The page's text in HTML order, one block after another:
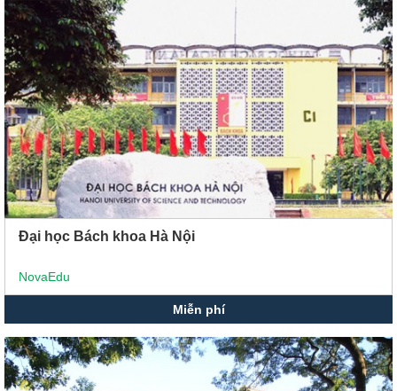
Đại học Bách khoa Hà Nội
NovaEdu
Miễn phí